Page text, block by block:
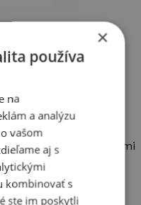
interaktívnou
sa dajú vysúvať,
Lunapark sa
a hranie s najmenšími
×
používa
na
a analýzu
vašom
aj s
kombinovať s
ste im poskytli